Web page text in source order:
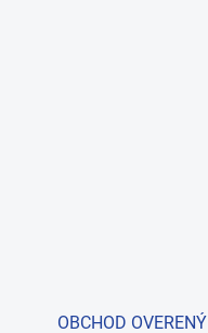
OBCHOD OVERENÝ